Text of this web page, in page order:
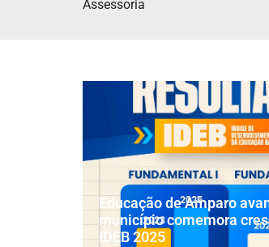
Assessoria
Educação de Amparo
município comemora
IDEB 2025